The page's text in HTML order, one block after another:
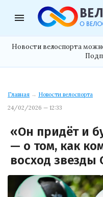
menu
Новости велоспорта
Главная → Новости велоспорта
24/02/2026 — 12:33
«Он придёт и
— о том, как
восход звезды